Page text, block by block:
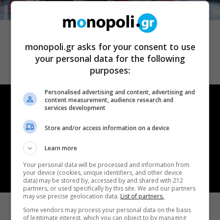
Δικός σου, Φραντς: Η παράσταση του
Αλέξανδρου Διαμαντή ξανά στην
Γερμανόφωνη Ευαγγελική Εκκλησία
ΘΕΑΤΡΟ
Ρωγμές: Η σόλο χοροθεατρική
monopoli.gr asks for your consent to use
your personal data for the following
purposes:
Personalised advertising and content, advertising and
content measurement, audience research and
services development
Store and/or access information on a device
Learn more
Your personal data will be processed and information from
your device (cookies, unique identifiers, and other device
data) may be stored by, accessed by and shared with 212
partners, or used specifically by this site. We and our partners
may use precise geolocation data. List of partners.
Some vendors may process your personal data on the basis
of legitimate interest, which you can object to by managing